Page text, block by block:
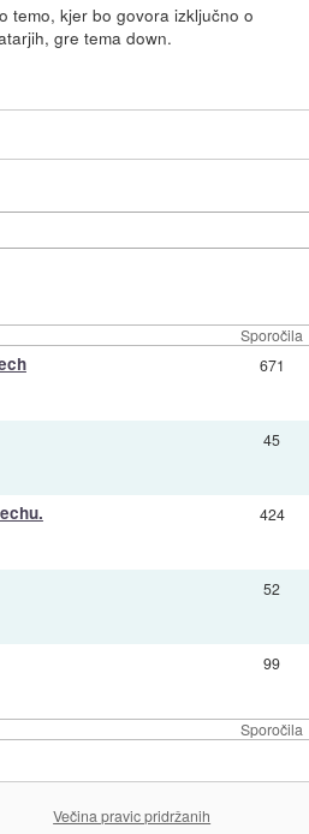
temo, kjer bo govora izključno o
gre tema down.
Sporočila
Sporočila
671
45
424
52
99
Večina pravic pridržanih